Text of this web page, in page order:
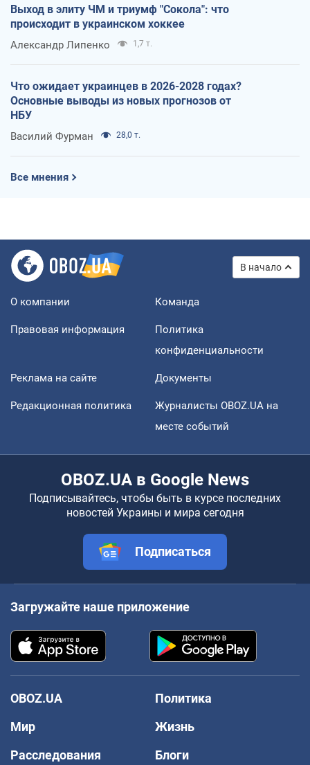
Выход в элиту ЧМ и триумф "Сокола": что
происходит в украинском хоккее
Александр Липенко 1,7 т.
Что ожидает украинцев в 2026-2028 годах?
Основные выводы из новых прогнозов от
НБУ
Василий Фурман 28,0 т.
Все мнения
В начало
О компании Команда
Правовая информация
Политика
конфиденциальности
Реклама на сайте Документы
Редакционная политика
Журналисты OBOZ.UA на
месте событий
OBOZ.UA в Google News
Подписывайтесь, чтобы быть в курсе последних
новостей Украины и мира сегодня
Подписаться
Загружайте наше приложение
OBOZ.UA
Политика
Мир
Жизнь
Расследования
Блоги